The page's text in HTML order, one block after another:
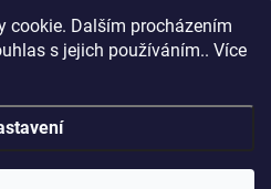
cookie. Dalším procházením
s jejich používáním.. Více